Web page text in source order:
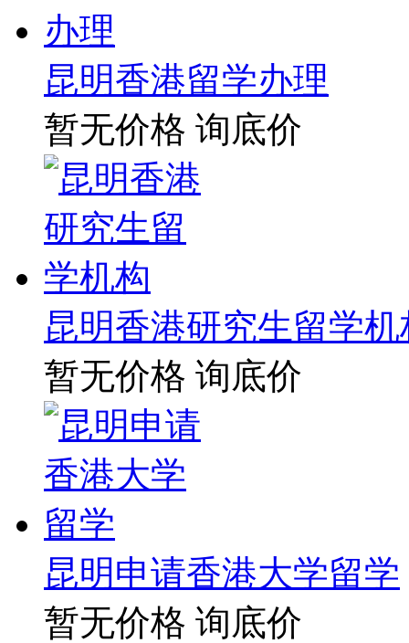
昆明香港留学办理
暂无价格 询底价
昆明香港研究生留学机
暂无价格 询底价
昆明申请香港大学留学
暂无价格 询底价